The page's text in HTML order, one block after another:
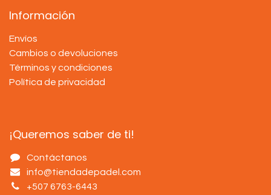
Información
Envíos
Cambios o devoluciones
Términos y condiciones
Política de privacidad
¡Queremos saber de ti!
Contáctanos
info@tiendadepadel.com
+507 6763-6443